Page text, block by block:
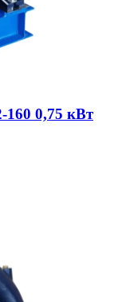
0,75 кВт